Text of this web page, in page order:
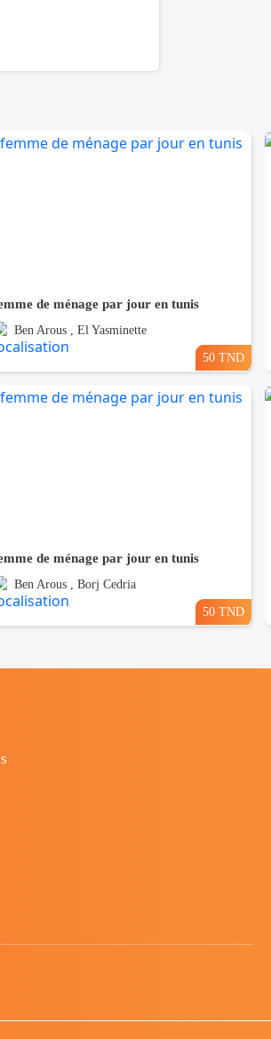
de ménage par jour en tunis
Ben Arous , El Yasminette
50 TND
de ménage par jour en tunis
Ben Arous , Borj Cedria
50 TND